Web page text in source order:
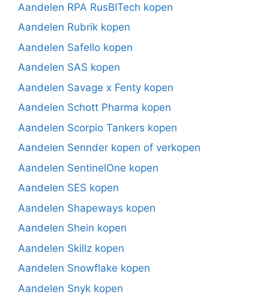
Aandelen RPA RusBITech kopen
Aandelen Rubrik kopen
Aandelen Safello kopen
Aandelen SAS kopen
Aandelen Savage x Fenty kopen
Aandelen Schott Pharma kopen
Aandelen Scorpio Tankers kopen
Aandelen Sennder kopen of verkopen
Aandelen SentinelOne kopen
Aandelen SES kopen
Aandelen Shapeways kopen
Aandelen Shein kopen
Aandelen Skillz kopen
Aandelen Snowflake kopen
Aandelen Snyk kopen